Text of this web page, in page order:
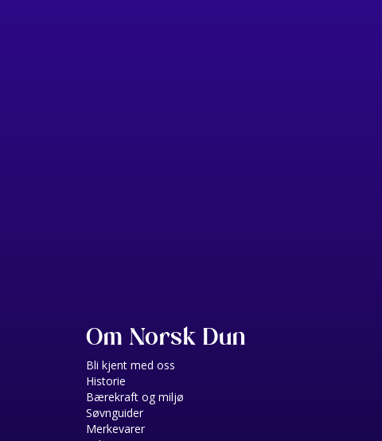
Om Norsk Dun
Bli kjent med oss
Historie
Bærekraft og miljø
Søvnguider
Merkevarer